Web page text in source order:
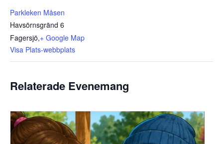
Parkleken Måsen
Havsörnsgränd 6
Fagersjö,+ Google Map
Visa Plats-webbplats
Relaterade Evenemang